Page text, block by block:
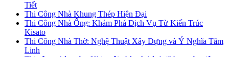
Tiết
Thi Công Nhà Khung Thép Hiện Đại
Thi Công Nhà Ống: Khám Phá Dịch Vụ Từ Kiến Trúc
Kisato
Thi Công Nhà Thờ: Nghệ Thuật Xây Dựng và Ý Nghĩa Tâm
Linh